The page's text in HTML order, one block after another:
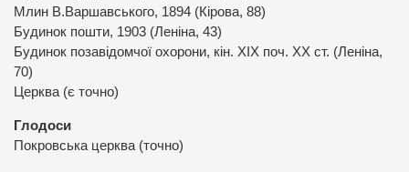
Млин В.Варшавського, 1894 (Кірова, 88)
Будинок пошти, 1903 (Леніна, 43)
Будинок позавідомчої охорони, кін. ХІХ поч. ХХ ст. (Леніна,
70)
Церква (є точно)
Глодоси
Покровська церква (точно)